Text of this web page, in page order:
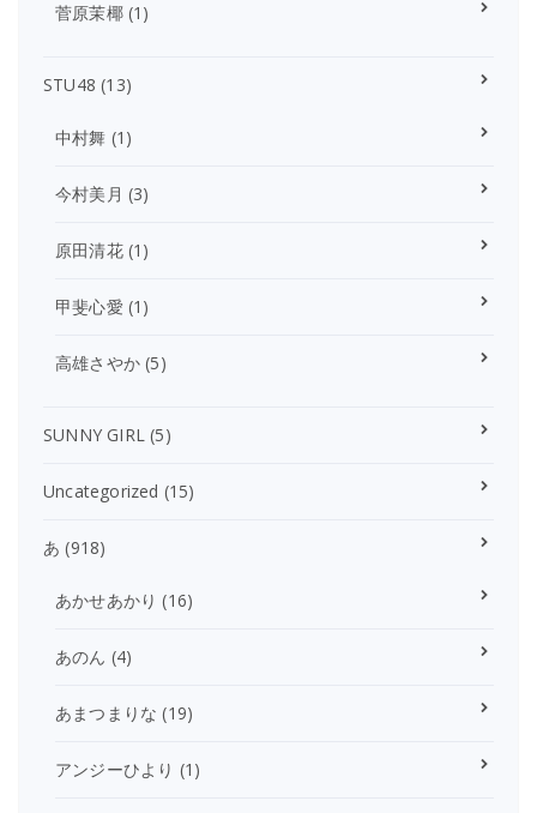
菅原茉椰(1)
STU48 (13)
中村舞 (1)
今村美月 (3)
原田清花(1)
甲斐心愛 (1)
高雄さやか (5)
SUNNY GIRL (5)
Uncategorized (15)
あ (918)
あかせあかり (16)
あのん (4)
あまつまりな (19)
アンジーひより (1)